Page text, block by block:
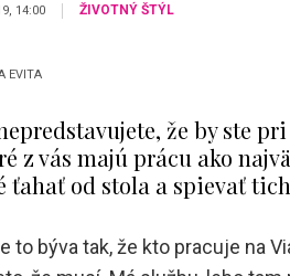
14:00 ŽIVOTNÝ ŠTÝL
EVITA
že by ste
z vás majú prácu ako
ťahať od stola a spievať
to býva tak, že kto pracuje na